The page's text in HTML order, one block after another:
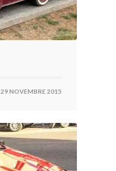
29 NOVEMBRE 2015